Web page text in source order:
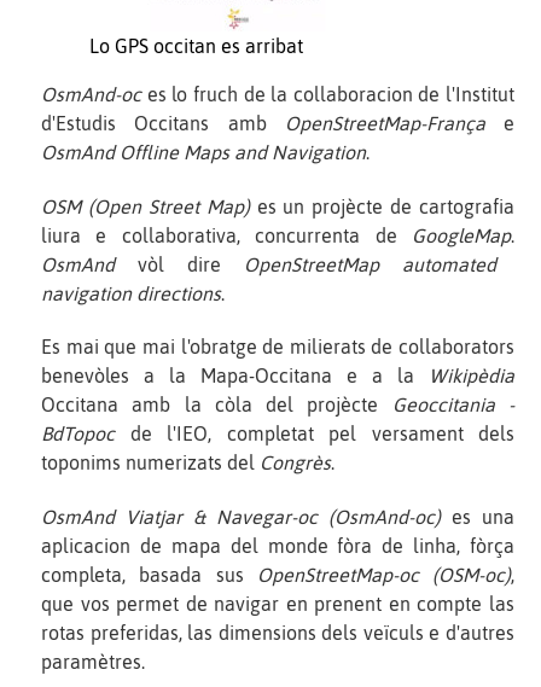
Lo GPS occitan es arribat
OsmAnd-oces lo fruch de la collaboracion de l'Institut
d'Estudis Occitans amb
OpenStreetMap-Françae
OsmAnd Offline Maps and Navigation.
OSM (Open Street Map)es un projècte de cartografia
liura e collaborativa, concurrenta de GoogleMap.
OsmAndvòl dire OpenStreetMap automated
navigation directions.
Es mai que mai l'obratge de milierats de collaborators
benevòles a la Mapa-Occitana e a la Wikipèdia
Occitana amb la còla del projècte
Geoccitania -
BdTopocde l'IEO, completat pel versament dels
toponims numerizats del Congrès.
OsmAnd Viatjar & Navegar-oc (OsmAnd-oc)es una
aplicacion de mapa del monde fòra de linha, fòrça
completa, basada sus OpenStreetMap-oc (OSM-oc),
que vos permet de navigar en prenent en compte las
rotas preferidas, las dimensions dels veïculs e d'autres
paramètres.